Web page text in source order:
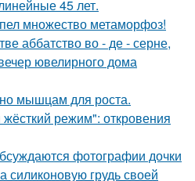
45 лет.
множество метаморфоз!
аббатство во - де - серне,
ювелирного дома
мышцам для роста.
жёсткий режим": откровения
фотографии дочки
силиконовую грудь своей